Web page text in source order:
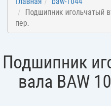
Подшипник игольчатый
пер.
Подшипник
вала BAW